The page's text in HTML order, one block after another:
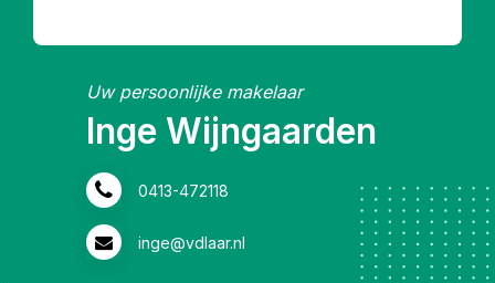
Uw persoonlijke makelaar
Inge Wijngaarden
0413-472118
inge@vdlaar.nl